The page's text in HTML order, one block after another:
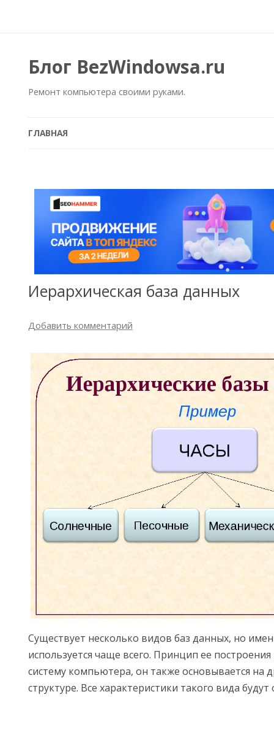
Блог BezWindowsa.ru
Ремонт компьютера своими руками.
ГЛАВНАЯ
Иерархическая база данных
Добавить комментарий
Существует несколько видов баз данных, но
используется чаще всего. Принцип ее
систему компьютера, он также основывается на
структуре. Все характеристики такого вида